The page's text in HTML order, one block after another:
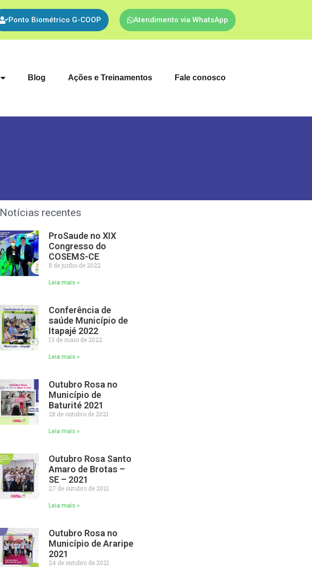
Ponto Biométrico G-COOP Atendimento via WhatsApp
Blog Ações e Treinamentos Fale conosco
Notícias recentes
ProSaude no XIX
Congresso do
COSEMS-CE
8 de junho de 2022
Leia mais »
Conferência de
saúde Município de
Itapajé 2022
13 de maio de 2022
Leia mais »
Outubro Rosa no
Município de
Baturité 2021
28 de outubro de 2021
Leia mais »
Outubro Rosa Santo
Amaro de Brotas –
SE – 2021
27 de outubro de 2021
Leia mais »
Outubro Rosa no
Município de Araripe
2021
24 de outubro de 2021